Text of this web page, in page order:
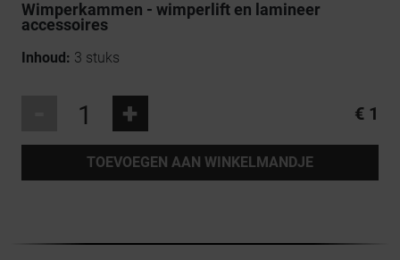
Wimperkammen - wimperlift en lamineer
accessoires
Inhoud: 3 stuks
+ € 1
TOEVOEGEN AAN WINKELMANDJE